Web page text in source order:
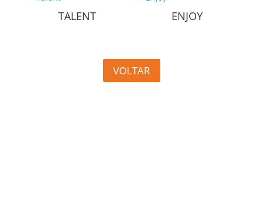
TALENT ENJOY
VOLTAR